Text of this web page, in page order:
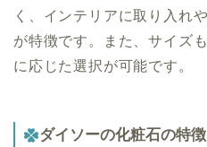
く、インテリアに取り入れ
が特徴です。また、サイズ
に応じた選択が可能です。
ダイソーの化粧石の特徴